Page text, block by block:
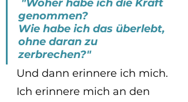
genommen?
Wie habe ich das überlebt,
ohne daran zu
zerbrechen?"
Und dann erinnere ich mich.
Ich erinnere mich an den